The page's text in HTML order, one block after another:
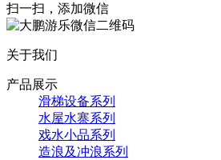
扫一扫，添加微信
关于我们
产品展示
滑梯设备系列
水屋水寨系列
戏水小品系列
造浪及冲浪系列